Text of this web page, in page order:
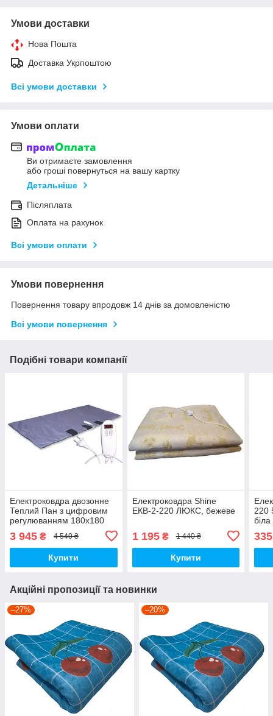
Умови доставки
Нова Пошта
Доставка Укрпоштою
Всі умови доставки
Умови оплати
Ви отримаєте замовлення
або гроші повернуться на вашу картку
Детальніше
Післяплата
Оплата на рахунок
Всі умови оплати
Умови повернення
Повернення товару впродовж 14 днів за домовленістю
Всі умови повернення
Подібні товари компанії
Електроковдра двозонне
Теплий Пан з цифровим
регулюванням 180x180
3 945 ₴ 4 540 ₴
Купити
Електроковдра Shine
ЕКВ-2-220 ЛЮКС, бежеве
1 195₴ 1 440 ₴
Купити
220
біла
335
Акційні пропозиції та новинки
–27% –20%